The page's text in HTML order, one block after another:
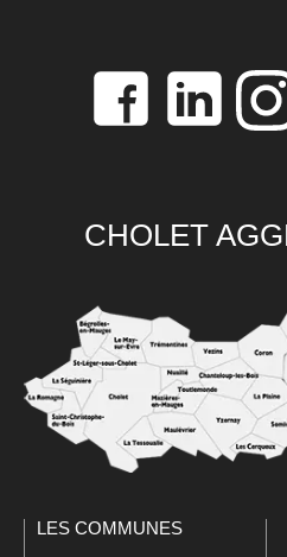
CHOLET
LES COMMUNES